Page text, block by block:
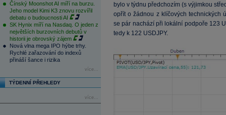
Čínský Moonshot AI míří na burzu.
Jeho model Kimi K3 znovu rozvířil
debatu o budoucnosti AI
SK Hynix míří na Nasdaq. O jeden z
největších burzovních debutů v
historii je obrovský zájem
Nová vlna mega IPO hýbe trhy.
Rychlé zařazování do indexů
přináší šance i rizika
více...
TÝDENNÍ PŘEHLEDY
více...
bylo v týdnu předchozím (s výjimkou
opřít o žádnou z klíčových technických
se pár nachází při lokální podpoře 123
tedy k 122 USDJPY.